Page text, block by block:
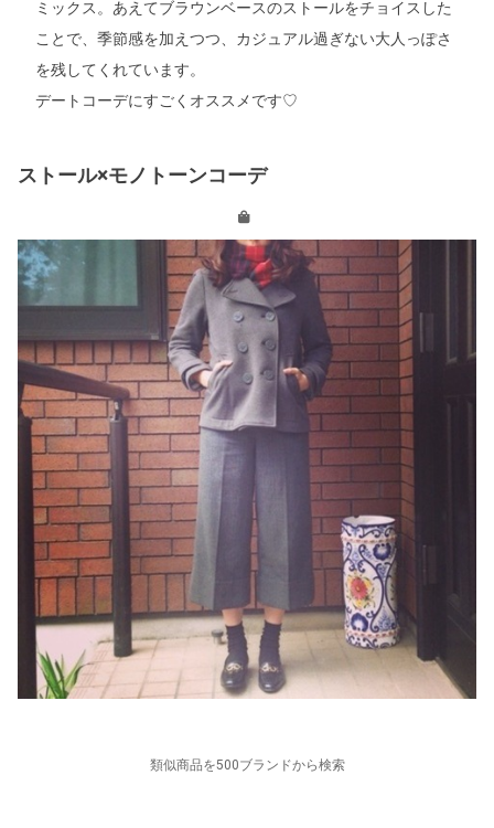
ミックス。あえてブラウンベースのストールをチョイスした
ことで、季節感を加えつつ、カジュアル過ぎない大人っぽさ
を残してくれています。
デートコーデにすごくオススメです♡
ストール×モノトーンコーデ
類似商品を500ブランドから検索